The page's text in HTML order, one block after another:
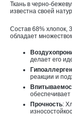
Ткань в черно-
известна своей
Состав 68% хлопок,
обладает
делает его
реакции и
Прочность: